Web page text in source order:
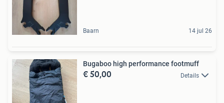
Baarn 14 jul 26
Bugaboo high performance footmuff
€ 50,00 Details